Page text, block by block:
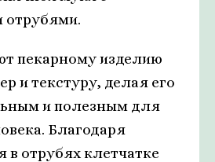
отрубями.
пекарному изделию
и текстуру, делая его
и полезным для
Благодаря
отрубях клетчатке